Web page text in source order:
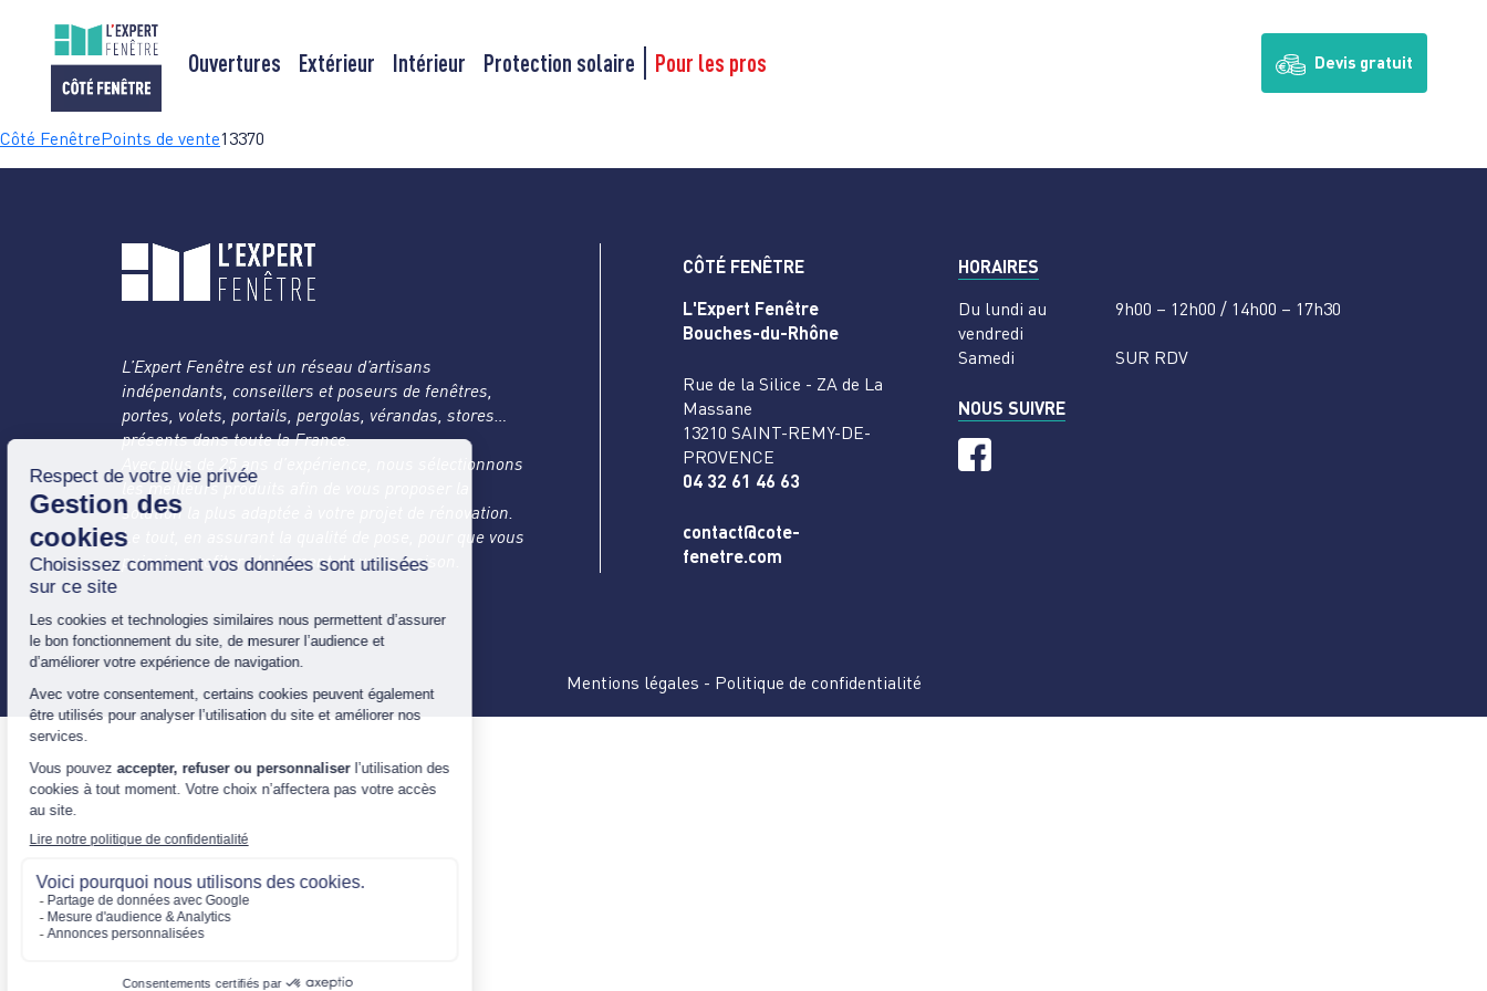
Passer
Devis gratuit
Ouvertures Extérieur Intérieur Protection solaire Pour les pros
Côté FenêtrePoints de vente13370
L’Expert Fenêtre est un réseau d’artisans
indépendants, conseillers et poseurs de fenêtres,
portes, volets, portails, pergolas, vérandas, stores…
présents dans toute la France.
Avec plus de 25 ans d’expérience, nous sélectionnons
les meilleurs produits afin de vous proposer la
solution la plus adaptée à votre projet de rénovation.
Le tout, en assurant la qualité de pose, pour que vous
puissiez profiter pleinement de votre maison.
CÔTÉ FENÊTRE
L'Expert Fenêtre
Bouches-du-Rhône
Rue de la Silice - ZA de La
Massane
13210 SAINT-REMY-DE-
PROVENCE
04 32 61 46 63
contact@cote-
fenetre.com
HORAIRES
Du lundi au
vendredi
9h00 – 12h00 / 14h00 – 17h30
Samedi SUR RDV
NOUS SUIVRE
Mentions légales - Politique de confidentialité